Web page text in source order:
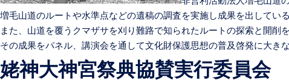
増毛山道のルートや水準点などの遺稿の調査を実施し成果を出している
また、山道を覆うクマザサを刈り難路で知られたルートの探索と開削
その成果をパネル、講演会を通して文化財保護思想の普及啓発に大き
姥神大神宮祭典協賛実行委員会